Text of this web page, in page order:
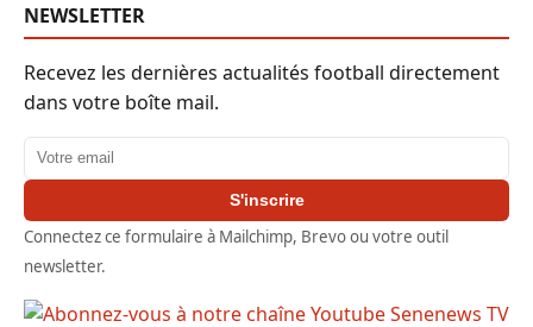
NEWSLETTER
Recevez les dernières actualités football directement
dans votre boîte mail.
Adresse email
S'inscrire
Connectez ce formulaire à Mailchimp, Brevo ou votre outil
newsletter.